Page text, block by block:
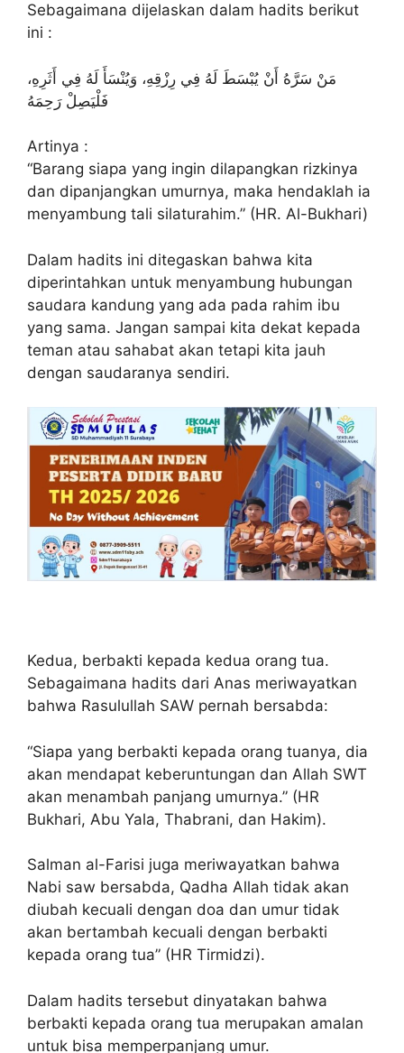
Sebagaimana dijelaskan dalam hadits berikut
ini :
مَنْ سَرَّهُ أَنْ يُبْسَطَ لَهُ فِي رِزْقِهِ، وَيُنْسَأَ لَهُ فِي أَثَرِهِ،
فَلْيَصِلْ رَحِمَهُ
Artinya :
“Barang siapa yang ingin dilapangkan rizkinya
dan dipanjangkan umurnya, maka hendaklah ia
menyambung tali silaturahim.” (HR. Al-Bukhari)
Dalam hadits ini ditegaskan bahwa kita
diperintahkan untuk menyambung hubungan
saudara kandung yang ada pada rahim ibu
yang sama. Jangan sampai kita dekat kepada
teman atau sahabat akan tetapi kita jauh
dengan saudaranya sendiri.
Kedua, berbakti kepada kedua orang tua.
Sebagaimana hadits dari Anas meriwayatkan
bahwa Rasulullah SAW pernah bersabda:
“Siapa yang berbakti kepada orang tuanya, dia
akan mendapat keberuntungan dan Allah SWT
akan menambah panjang umurnya.” (HR
Bukhari, Abu Yala, Thabrani, dan Hakim).
Salman al-Farisi juga meriwayatkan bahwa
Nabi saw bersabda, Qadha Allah tidak akan
diubah kecuali dengan doa dan umur tidak
akan bertambah kecuali dengan berbakti
kepada orang tua” (HR Tirmidzi).
Dalam hadits tersebut dinyatakan bahwa
berbakti kepada orang tua merupakan amalan
untuk bisa memperpanjang umur.